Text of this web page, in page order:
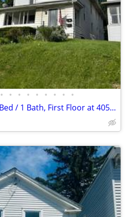
• • • • • • • • •
Tipperary Hill Living – 3 Bed / 1 Bath, First Floor at 405 Willis